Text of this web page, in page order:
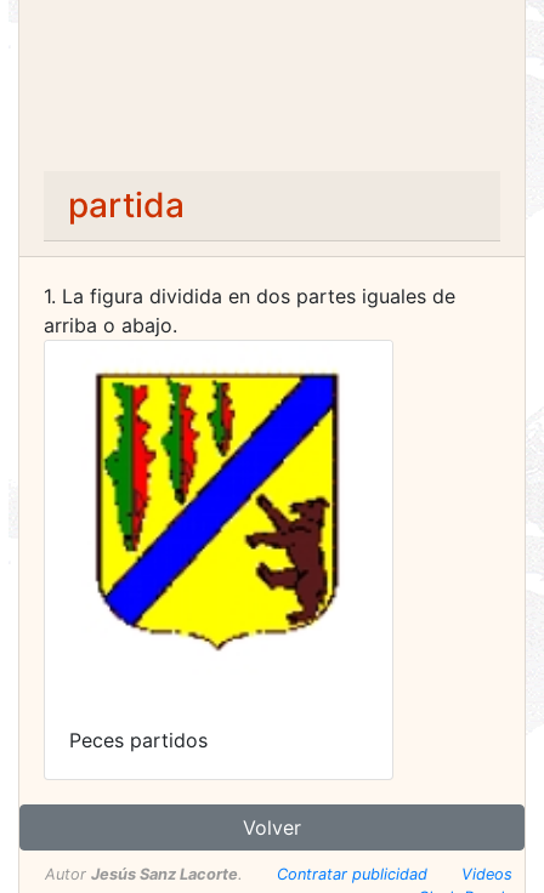
partida
1. La figura dividida en dos partes iguales de
arriba o abajo.
Peces partidos
Volver
Autor Jesús Sanz Lacorte. Contratar publicidad
Videos